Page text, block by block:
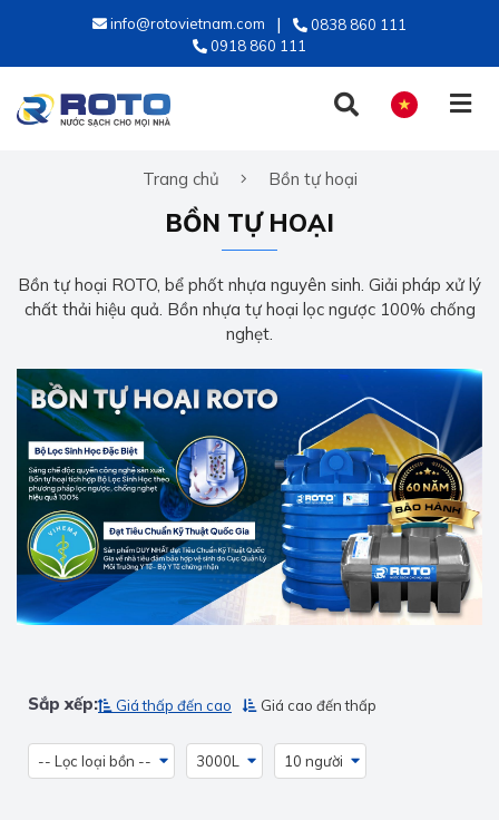
info@rotovietnam.com
0838 860 111
0918 860 111
Trang chủ Bồn tự hoại
BỒN TỰ HOẠI
Bồn tự hoại ROTO, bể phốt nhựa nguyên sinh. Giải pháp xử lý
chất thải hiệu quả. Bồn nhựa tự hoại lọc ngược 100% chống
nghẹt.
Sắp xếp: Giá thấp đến cao Giá cao đến thấp
-- Lọc loại bồn -- 3000L 10 người